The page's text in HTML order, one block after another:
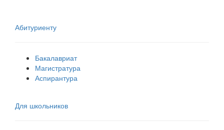
Абитуриенту
Бакалавриат
Магистратура
Аспирантура
Для школьников